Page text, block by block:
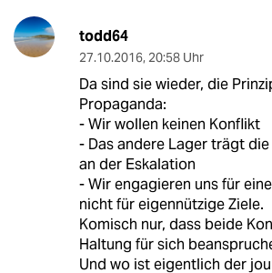
todd64
27.10.2016, 20:58 Uhr
Da sind sie wieder, die
Propaganda:
- Wir wollen keinen Konflikt
- Das andere Lager trägt
an der Eskalation
- Wir engagieren uns für
nicht für eigennützige Ziele.
Komisch nur, dass beide
Haltung für sich
Und wo ist eigentlich der